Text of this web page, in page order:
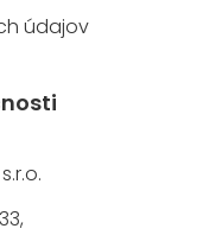
údajov